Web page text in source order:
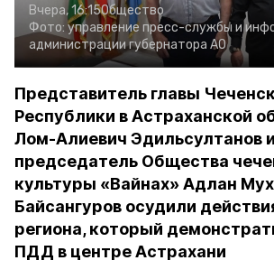
Вчера, 16:15Общество
Фото: управление пресс-службы и
администрации губернатора АО
Представитель главы
Республики в Астраханской
Лом-Алиевич Эдильсултанов и
председатель Общества
культуры «Вайнах» Адлан
Байсангуров осудили
региона, который
ПДД в центре Астрахани